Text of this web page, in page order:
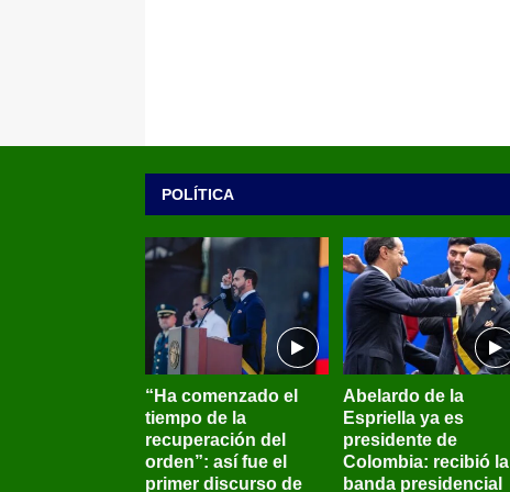
POLÍTICA
“Ha comenzado el
tiempo de la
recuperación del
orden”: así fue el
primer discurso de
Abelardo de la
Espriella ya es
presidente de
Colombia: recibió la
banda presidencial